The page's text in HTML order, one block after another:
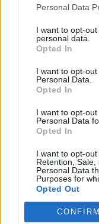
Personal Data
I want to opt-
personal data.
Opted In
I want to opt-
Personal Data.
Opted In
I want to opt-
Personal Data
Opted In
I want to opt-out
Retention,
Personal Data
Purposes for
Opted Out
CONFIRM
még az október 23-i
KEDVES
A keresett cikk
tartozik, melynek
regisztrációhoz
Az előfizetés a
Portfolio.hu
Kötéslisták:
kötéslistái